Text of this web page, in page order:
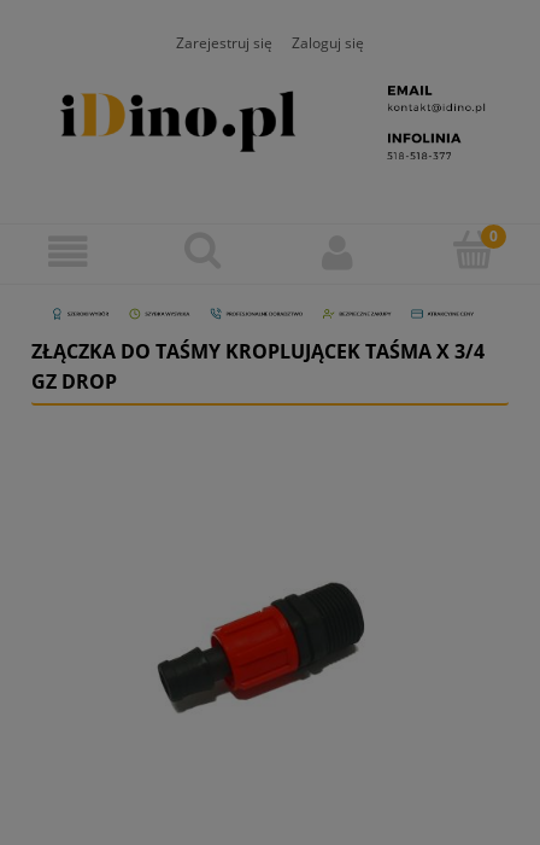
Zarejestruj się Zaloguj się
ZŁĄCZKA DO TAŚMY KROPLUJĄCEK TAŚMA X 3/4
GZ DROP